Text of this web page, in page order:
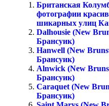
Британская
фотографии
шикарных улиц
Dalhousie (New
Брансуик)
Hanwell (New
Брансуик)
Alnwick (New
Брансуик)
Caraquet (New
Брансуик)